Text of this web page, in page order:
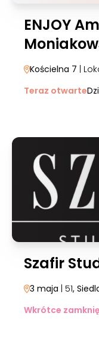
ENJOY
Kościelna 7 |
Teraz otwarte
Szafir
3 maja | 51,
Wkrótce